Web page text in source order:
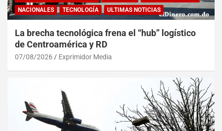
NACIONALES
TECNOLOGÍA ULTIMAS NOTICIAS
La brecha tecnológica frena el “hub” logístico
de Centroamérica y RD
07/08/2026 Exprimidor Media